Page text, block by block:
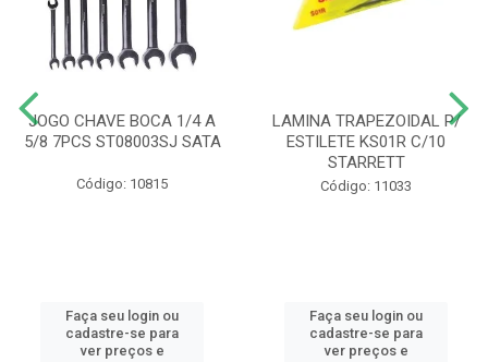
JOGO CHAVE BOCA 1/4 A
5/8 7PCS ST08003SJ SATA
Código: 10815
Faça seu login ou
cadastre-se para
ver preços e
LAMINA TRAPEZOIDAL P/
ESTILETE KS01R C/10
STARRETT
Código: 11033
Faça seu login ou
cadastre-se para
ver preços e